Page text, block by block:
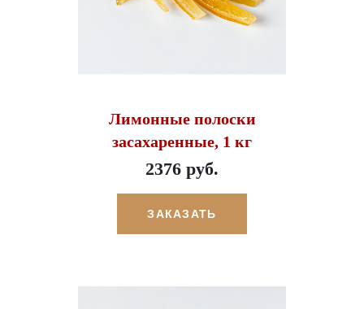
Лимонные полоски
засахаренные, 1 кг
2376 руб.
ЗАКАЗАТЬ